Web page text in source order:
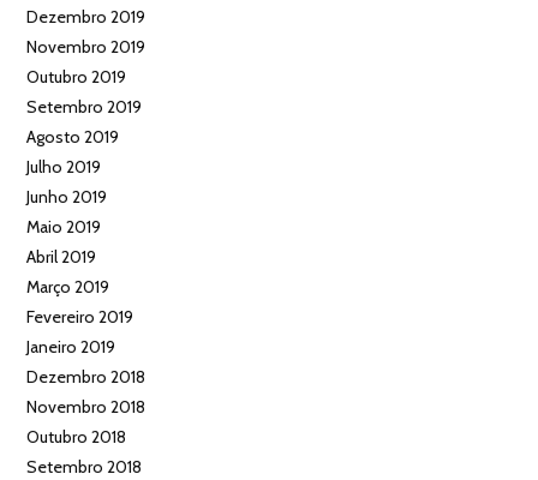
Dezembro 2019
Novembro 2019
Outubro 2019
Setembro 2019
Agosto 2019
Julho 2019
Junho 2019
Maio 2019
Abril 2019
Março 2019
Fevereiro 2019
Janeiro 2019
Dezembro 2018
Novembro 2018
Outubro 2018
Setembro 2018